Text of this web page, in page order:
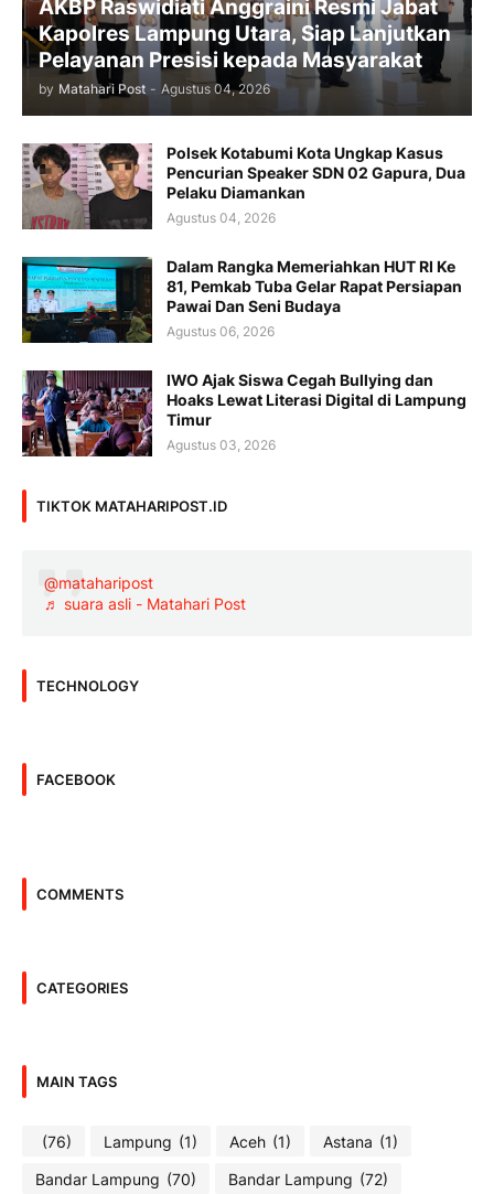
AKBP Raswidiati Anggraini Resmi Jabat
Kapolres Lampung Utara, Siap Lanjutkan
Pelayanan Presisi kepada Masyarakat
by Matahari Post - Agustus 04, 2026
Polsek Kotabumi Kota Ungkap Kasus
Pencurian Speaker SDN 02 Gapura, Dua
Pelaku Diamankan
Agustus 04, 2026
Dalam Rangka Memeriahkan HUT RI Ke
81, Pemkab Tuba Gelar Rapat Persiapan
Pawai Dan Seni Budaya
Agustus 06, 2026
IWO Ajak Siswa Cegah Bullying dan
Hoaks Lewat Literasi Digital di Lampung
Timur
Agustus 03, 2026
TIKTOK MATAHARIPOST.ID
@mataharipost
♬ suara asli - Matahari Post
TECHNOLOGY
FACEBOOK
COMMENTS
CATEGORIES
MAIN TAGS
(76) Lampung (1) Aceh (1) Astana (1)
Bandar Lampung (70) Bandar Lampung (72)